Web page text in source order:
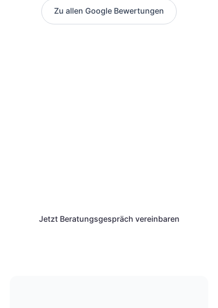
Zu allen Google Bewertungen
Jetzt Beratungsgespräch vereinbaren